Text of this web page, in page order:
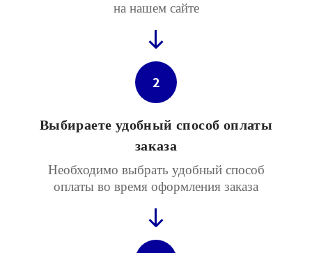
на нашем сайте
2
Выбираете удобный способ оплаты
заказа
Необходимо выбрать удобный способ
оплаты во время оформления заказа